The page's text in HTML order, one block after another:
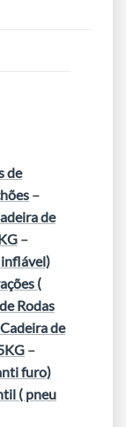
de
–
de
–
inflável)
(
Rodas
Cadeira de
–
furo)
( pneu